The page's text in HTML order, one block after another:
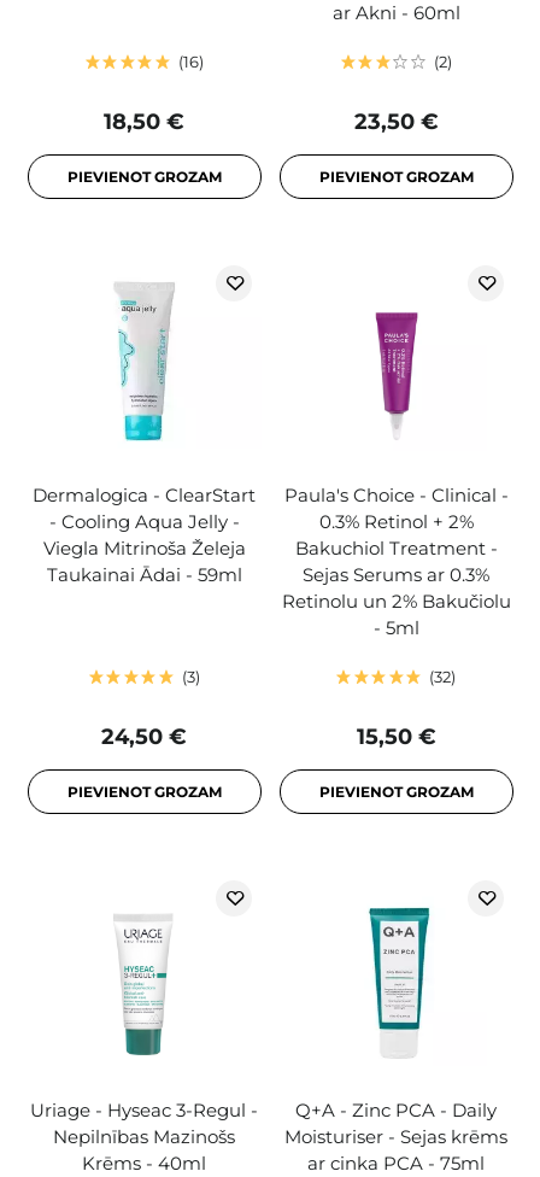
16
18,50 €
PIEVIENOT GROZAM
ar Akni - 60ml
2
23,50 €
PIEVIENOT GROZAM
Dermalogica - ClearStart
- Cooling Aqua Jelly -
Viegla Mitrinoša Želeja
Taukainai Ādai - 59ml
3
24,50 €
PIEVIENOT GROZAM
Paula's Choice - Clinical -
0.3% Retinol + 2%
Bakuchiol Treatment -
Sejas Serums ar 0.3%
Retinolu un 2% Bakučiolu
- 5ml
32
15,50 €
PIEVIENOT GROZAM
Uriage - Hyseac 3-Regul -
Nepilnības Mazinošs
Krēms - 40ml
Q+A - Zinc PCA - Daily
Moisturiser - Sejas krēms
ar cinka PCA - 75ml